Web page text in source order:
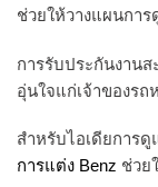
ช่วยให้วางแผนกา
การรับประกันงาน
อุ่นใจแก่เจ้าของร
สำหรับไอเดียการ
การแต่ง Benz ช่วย